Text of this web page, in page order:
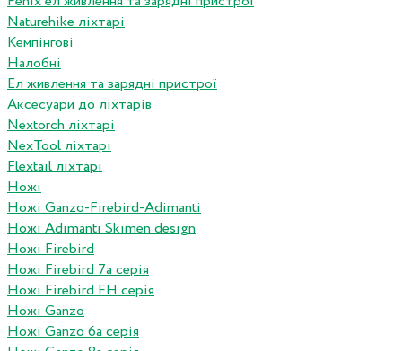
Naturehike ліхтарі
Кемпінгові
Налобні
Ел живлення та зарядні пристрої
Аксесуари до ліхтарів
Nextorch ліхтарі
NexTool ліхтарі
Flextail ліхтарі
Ножі
Ножі Ganzo-Firebird-Adimanti
Ножі Adimanti Skimen design
Ножі Firebird
Ножі Firebird 7а серія
Ножі Firebird FH серія
Ножі Ganzo
Ножі Ganzo 6а серія